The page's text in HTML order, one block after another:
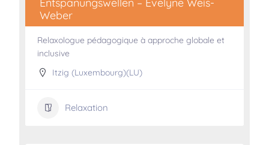
Weber
Relaxologue pédagogique à approche globale et
inclusive
Itzig (Luxembourg)(LU)
Relaxation